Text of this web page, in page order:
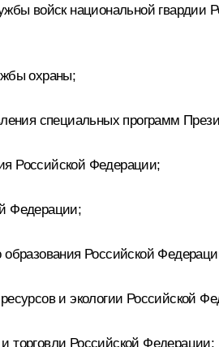
войск национальной
охраны;
специальных программ
Российской Федерации;
Федерации;
Российской
и экологии Российской
Российской Федерации;